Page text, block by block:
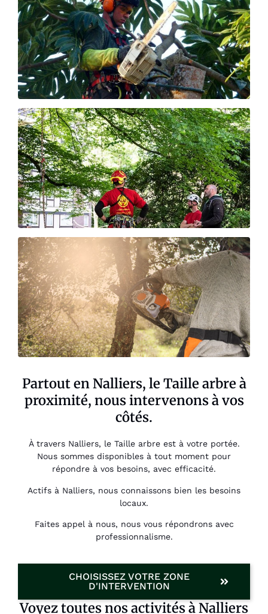
Partout en Nalliers, le Taille arbre à
proximité, nous intervenons à vos
côtés.
À travers Nalliers, le Taille arbre est à votre portée.
Nous sommes disponibles à tout moment pour
répondre à vos besoins, avec efficacité.
Actifs à Nalliers, nous connaissons bien les besoins
locaux.
Faites appel à nous, nous vous répondrons avec
professionnalisme.
CHOISISSEZ VOTRE ZONE
D'INTERVENTION
Voyez toutes nos activités à Nalliers